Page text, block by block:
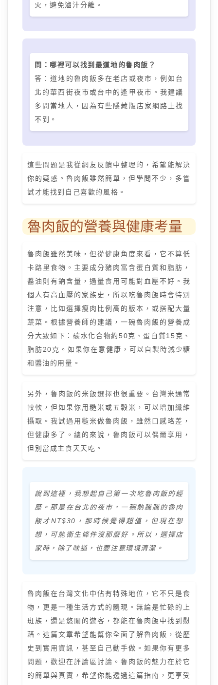
火，避免滷汁分離。
問：哪裡可以找到最道地的魯肉飯？
答：道地的魯肉飯多在老店或夜市，例如台
北的華西街夜市或台中的逢甲夜市。我建議
多問當地人，因為有些隱藏版店家網路上找
不到。
這些問題是我從網友反饋中整理的，希望能解決
你的疑惑。魯肉飯雖然簡單，但學問不少，多嘗
試才能找到自己喜歡的風格。
魯肉飯的營養與健康考量
魯肉飯雖然美味，但從健康角度來看，它不算低
卡路里食物。主要成分豬肉富含蛋白質和脂肪，
醬油則有鈉含量，過量食用可能對血壓不好。我
個人有高血壓的家族史，所以吃魯肉飯時會特別
注意，比如選擇瘦肉比例高的版本，或搭配大量
蔬菜。根據營養師的建議，一碗魯肉飯的營養成
分大致如下：碳水化合物約50克、蛋白質15克、
脂肪20克。如果你在意健康，可以自製時減少糖
和醬油的用量。
另外，魯肉飯的米飯選擇也很重要。台灣米通常
較軟，但如果你用糙米或五穀米，可以增加纖維
攝取。我試過用糙米做魯肉飯，雖然口感略差，
但健康多了。總的來說，魯肉飯可以偶爾享用，
但別當成主食天天吃。
說到這裡，我想起自己第一次吃魯肉飯的經
歷。那是在台北的夜市，一碗熱騰騰的魯肉
飯才NT$30，那時候覺得超值，但現在想
想，可能衛生條件沒那麼好。所以，選擇店
家時，除了味道，也要注意環境清潔。
魯肉飯在台灣文化中佔有特殊地位，它不只是食
物，更是一種生活方式的體現。無論是忙碌的上
班族，還是悠閒的遊客，都能在魯肉飯中找到慰
藉。這篇文章希望能幫你全面了解魯肉飯，從歷
史到實用資訊，甚至自己動手做。如果你有更多
問題，歡迎在評論區討論。魯肉飯的魅力在於它
的簡單與真實，希望你能透過這篇指南，更享受